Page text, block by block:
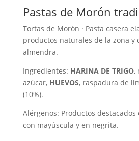
Pastas de Morón
Tortas de Morón · Pasta casera
productos naturales de la zona y
almendra.
Ingredientes: HARINA DE TRIGO,
azúcar,HUEVOS, raspadura de
(10%).
Alérgenos: Productos
con mayúscula y en negrita.